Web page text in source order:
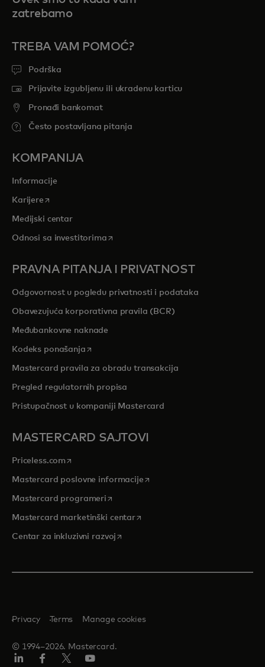
zatrebamo
TREBA VAM POMOĆ?
Podrška
Prijavite izgubljenu ili ukradenu karticu
Pronađi bankomat
Često postavljana pitanja
KOMPANIJA
Informacije
Karijereopens in a new tab
Medijski centar
Odnosi sa investitorimaopens in a new tab
PRAVNA PITANJA I PRIVATNOST
Odgovornost u pogledu privatnosti i podataka
Obavezujuća korporativna pravila (BCR)
Međubankovne naknade
Kodeks ponašanjaopens in a new tab
Mastercard pravila za obradu transakcija
Pregled regulatornih propisa
Pristupačnost u kompaniji Mastercard
MASTERCARD SAJTOVI
Priceless.com opens in a new tab
Mastercard poslovne informacijeopens in a new tab
Mastercard programeri opens in a new tab
Mastercard marketinški centaropens in a new tab
Centar za inkluzivni razvoj opens in a new tab
© 1994–2026. Mastercard.
Privacy Terms Manage cookies